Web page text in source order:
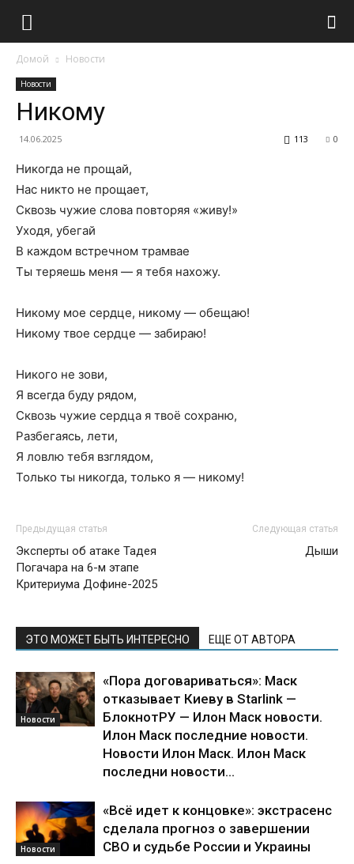
Домой Новости
Новости
Никому
14.06.2025 0
113
Никогда не прощай,
Нас никто не прощает,
Сквозь чужие слова повторяя «живу!»
Уходя, убегай
В каждом встречном трамвае
Ты теряешь меня — я тебя нахожу.
Никому мое сердце, никому — обещаю!
Никому твое сердце — забираю!
Никого не зови,
Я всегда буду рядом,
Сквозь чужие сердца я твоё сохраню,
Разбегаясь, лети,
Я ловлю тебя взглядом,
Только ты никогда, только я — никому!
Предыдущая статья
Эксперты об атаке Тадея
Погачара на 6-м этапе
Критериума Дофине-2025
Следующая статья
Дыши
ЭТО МОЖЕТ БЫТЬ ИНТЕРЕСНО ЕЩЕ ОТ АВТОРА
Новости
«Пора договариваться»: Маск
отказывает Киеву в Starlink —
БлокнотРУ — Илон Маск новости.
Илон Маск последние новости.
Новости Илон Маск. Илон Маск
последни новости...
Новости
«Всё идет к концовке»: экстрасенс
сделала прогноз о завершении
СВО и судьбе России и Украины